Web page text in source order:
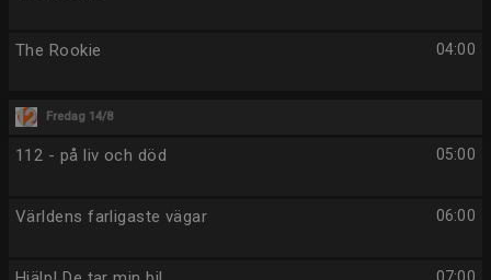
04:00
The Rookie
Fredag 14/8
05:00
112 - på liv och död
06:00
Världens farligaste vägar